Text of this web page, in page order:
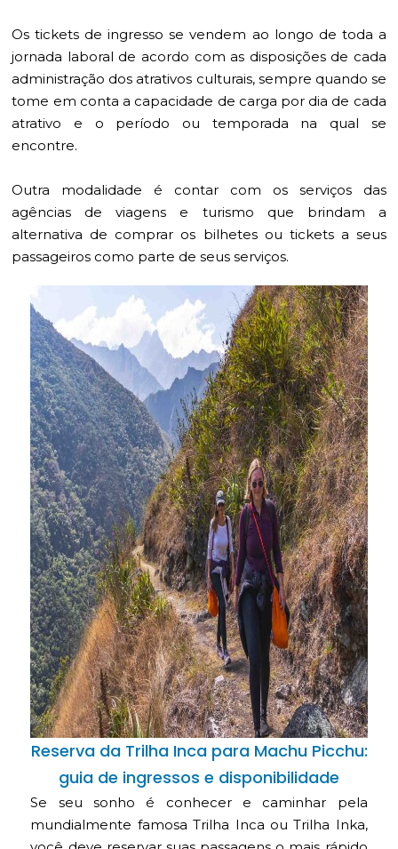
Os tickets de ingresso se vendem ao longo de toda a
jornada laboral de acordo com as disposições de cada
administração dos atrativos culturais, sempre quando se
tome em conta a capacidade de carga por dia de cada
atrativo e o período ou temporada na qual se
encontre.
Outra modalidade é contar com os serviços das
agências de viagens e turismo que brindam a
alternativa de comprar os bilhetes ou tickets a seus
passageiros como parte de seus serviços.
Reserva da Trilha Inca para Machu Picchu:
guia de ingressos e disponibilidade
Se seu sonho é conhecer e caminhar pela
mundialmente famosa Trilha Inca ou Trilha Inka,